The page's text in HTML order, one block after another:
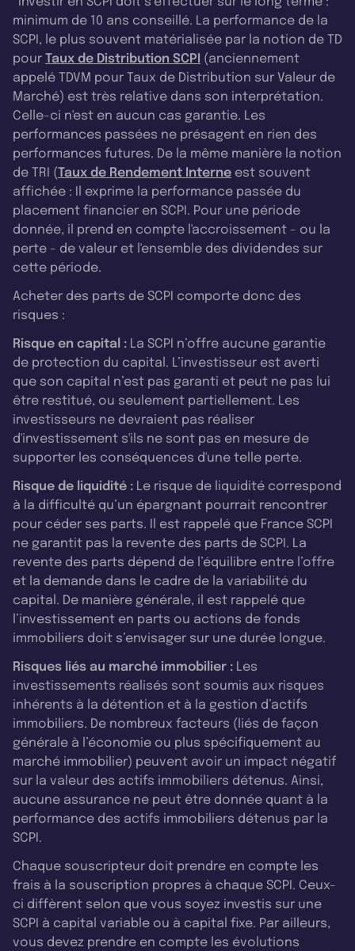
minimum de 10 ans conseillé. La performance de la
SCPI, le plus souvent matérialisée par la notion de TD
pour Taux de Distribution SCPI (anciennement
appelé TDVM pour Taux de Distribution sur Valeur de
Marché) est très relative dans son interprétation.
Celle-ci n'est en aucun cas garantie. Les
performances passées ne présagent en rien des
performances futures. De la même manière la notion
de TRI (Taux de Rendement Interne est souvent
affichée : Il exprime la performance passée du
placement financier en SCPI. Pour une période
donnée, il prend en compte l'accroissement - ou la
perte - de valeur et l'ensemble des dividendes sur
cette période.
Acheter des parts de SCPI comporte donc des
risques :
Risque en capital : La SCPI n’offre aucune garantie
de protection du capital. L’investisseur est averti
que son capital n’est pas garanti et peut ne pas lui
être restitué, ou seulement partiellement. Les
investisseurs ne devraient pas réaliser
d'investissement s'ils ne sont pas en mesure de
supporter les conséquences d'une telle perte.
Risque de liquidité : Le risque de liquidité correspond
à la difficulté qu’un épargnant pourrait rencontrer
pour céder ses parts. Il est rappelé que France SCPI
ne garantit pas la revente des parts de SCPI. La
revente des parts dépend de l’équilibre entre l’offre
et la demande dans le cadre de la variabilité du
capital. De manière générale, il est rappelé que
l’investissement en parts ou actions de fonds
immobiliers doit s’envisager sur une durée longue.
Risques liés au marché immobilier : Les
investissements réalisés sont soumis aux risques
inhérents à la détention et à la gestion d’actifs
immobiliers. De nombreux facteurs (liés de façon
générale à l’économie ou plus spécifiquement au
marché immobilier) peuvent avoir un impact négatif
sur la valeur des actifs immobiliers détenus. Ainsi,
aucune assurance ne peut être donnée quant à la
performance des actifs immobiliers détenus par la
SCPI.
Chaque souscripteur doit prendre en compte les
frais à la souscription propres à chaque SCPI. Ceux-
ci diffèrent selon que vous soyez investis sur une
SCPI à capital variable ou à capital fixe. Par ailleurs,
vous devez prendre en compte les évolutions